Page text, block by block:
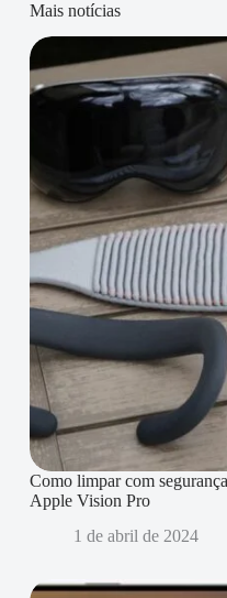
Mais notícias
Como limpar com
Apple Vision Pro
1 de abril de 2024